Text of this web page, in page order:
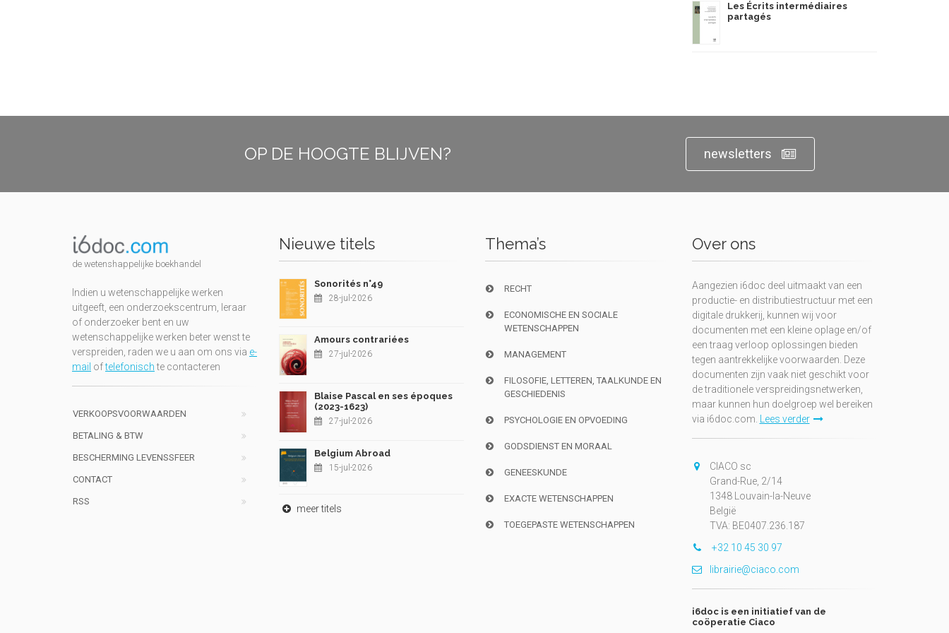
Les Écrits intermédiaires
partagés
OP DE HOOGTE BLIJVEN? newsletters
de wetenshappelijke boekhandel
Indien u wetenschappelijke werken
uitgeeft, een onderzoekscentrum, leraar
of onderzoeker bent en uw
wetenschappelijke werken beter wenst te
verspreiden, raden we u aan om ons via e-
mail oftelefonischte contacteren
VERKOOPSVOORWAARDEN
BETALING & BTW
BESCHERMING LEVENSSFEER
CONTACT
RSS
Nieuwe titels
Sonorités n°49
28-jul-2026
Amours contrariées
27-jul-2026
Blaise Pascal en ses époques
(2023-1623)
27-jul-2026
Belgium Abroad
15-jul-2026
meer titels
Thema’s
RECHT
ECONOMISCHE EN SOCIALE
WETENSCHAPPEN
MANAGEMENT
FILOSOFIE, LETTEREN, TAALKUNDE EN
GESCHIEDENIS
PSYCHOLOGIE EN OPVOEDING
GODSDIENST EN MORAAL
GENEESKUNDE
EXACTE WETENSCHAPPEN
TOEGEPASTE WETENSCHAPPEN
Over ons
Aangezien i6doc deel uitmaakt van een
productie- en distributiestructuur met een
digitale drukkerij, kunnen wij voor
documenten met een kleine oplage en/of
een traag verloop oplossingen bieden
tegen aantrekkelijke voorwaarden. Deze
documenten zijn vaak niet geschikt voor
de traditionele verspreidingsnetwerken,
maar kunnen hun doelgroep wel bereiken
via i6doc.com.
Lees verder
CIACO sc
Grand-Rue, 2/14
1348 Louvain-la-Neuve
België
TVA: BE0407.236.187
+32 10 45 30 97
librairie@ciaco.com
i6doc is een initiatief van de
coöperatie Ciaco